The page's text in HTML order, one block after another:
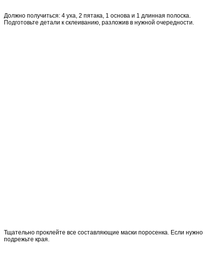
Должно получиться: 4 уха, 2 пятака, 1 основа и 1 длинная полоска.
Подготовьте детали к склеиванию, разложив в нужной очередности.
Тщательно проклейте все составляющие маски поросенка. Если нужно
подрежьте края.